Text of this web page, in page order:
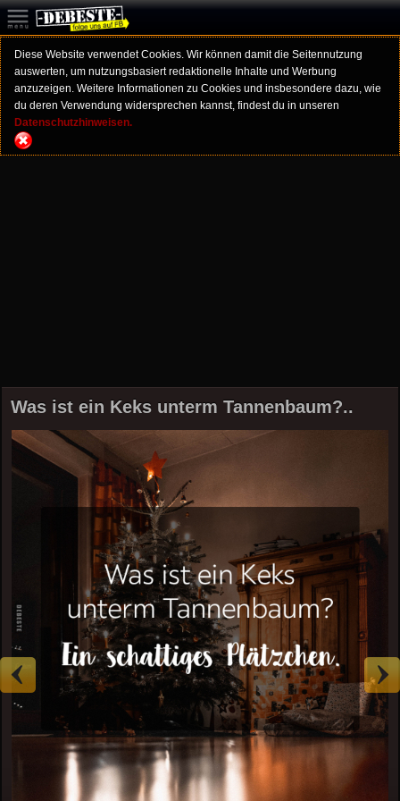
Diese Website verwendet Cookies. Wir können damit die Seitennutzung
auswerten, um nutzungsbasiert redaktionelle Inhalte und Werbung
anzuzeigen. Weitere Informationen zu Cookies und insbesondere dazu, wie
du deren Verwendung widersprechen kannst, findest du in unseren
Datenschutzhinweisen.
Was ist ein Keks unterm Tannenbaum?..